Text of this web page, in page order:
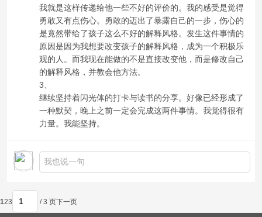
我就是这样传递给他一些不好的评价的。我的感受是觉得
勇敢又有点伤心。勇敢的迈出了暴露自己的一步，伤心的
是竟然带给了孩子这么不好的解释风格。发生这件事情的
原因是因为我想要改变孩子的解释风格，成为一个积极乐
观的人。而我现在能做的不是直接改变他，而是修改自己
的解释风格，并教会他方法。
3、
继续坚持着闪光体的打卡与读书的分享。好像已经形成了
一种默契，晚上之前一定会完成这两件事情。我觉得很有
力量。我能坚持。
123 / 3 页下一页